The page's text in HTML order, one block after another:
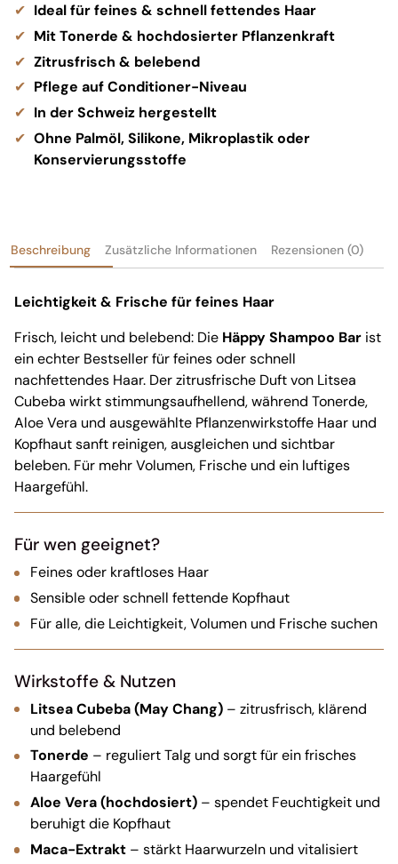
Ideal für feines & schnell fettendes Haar
Mit Tonerde & hochdosierter Pflanzenkraft
Zitrusfrisch & belebend
Pflege auf Conditioner-Niveau
In der Schweiz hergestellt
Ohne Palmöl, Silikone, Mikroplastik oder
Konservierungsstoffe
Beschreibung Zusätzliche Informationen Rezensionen (0)
Leichtigkeit & Frische für feines Haar
Frisch, leicht und belebend: Die Häppy Shampoo Bar ist
ein echter Bestseller für feines oder schnell
nachfettendes Haar. Der zitrusfrische Duft von Litsea
Cubeba wirkt stimmungsaufhellend, während Tonerde,
Aloe Vera und ausgewählte Pflanzenwirkstoffe Haar und
Kopfhaut sanft reinigen, ausgleichen und sichtbar
beleben. Für mehr Volumen, Frische und ein luftiges
Haargefühl.
Für wen geeignet?
Feines oder kraftloses Haar
Sensible oder schnell fettende Kopfhaut
Für alle, die Leichtigkeit, Volumen und Frische suchen
Wirkstoffe & Nutzen
Litsea Cubeba (May Chang)– zitrusfrisch, klärend
und belebend
Tonerde – reguliert Talg und sorgt für ein frisches
Haargefühl
Aloe Vera (hochdosiert)– spendet Feuchtigkeit und
beruhigt die Kopfhaut
Maca-Extrakt– stärkt Haarwurzeln und vitalisiert